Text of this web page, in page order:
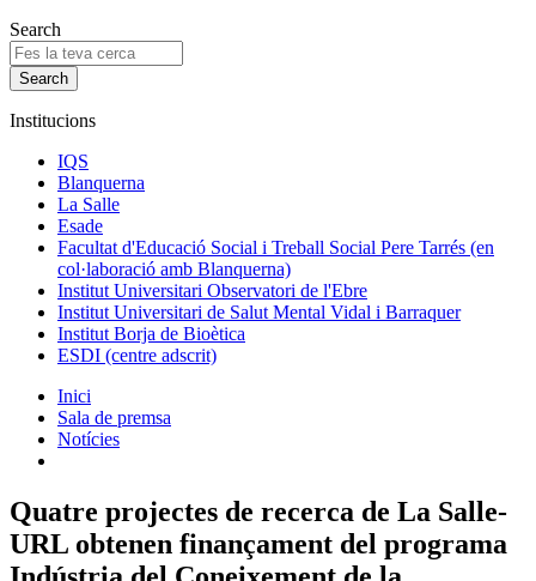
Search
Institucions
IQS
Blanquerna
La Salle
Esade
Facultat d'Educació Social i Treball Social Pere Tarrés (en
col·laboració amb Blanquerna)
Institut Universitari Observatori de l'Ebre
Institut Universitari de Salut Mental Vidal i Barraquer
Institut Borja de Bioètica
ESDI (centre adscrit)
Inici
Sala de premsa
Notícies
Quatre projectes de recerca de La Salle-
URL obtenen finançament del programa